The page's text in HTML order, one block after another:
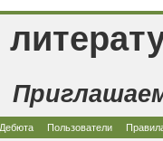
Пользователи